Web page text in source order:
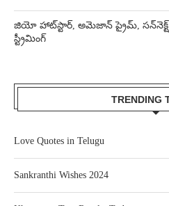
జియో హాట్‌స్టార్, అమెజాన్ ప్రైమ్,
స్ట్రీమింగ్
TRENDING
Love Quotes in Telugu
Sankranthi Wishes 2024